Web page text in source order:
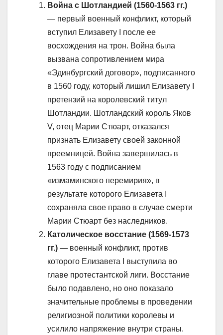
Война с Шотландией (1560-1563 гг.)
— первый военный конфликт, который
вступил Елизавету I после ее
восхождения на трон. Война была
вызвана сопротивлением мира
«Эдинбургский договор», подписанного
в 1560 году, который лишил Елизавету I
претензий на королевский титул
Шотландии. Шотландский король Яков
V, отец Марии Стюарт, отказался
признать Елизавету своей законной
преемницей. Война завершилась в
1563 году с подписанием
«измаминского перемирия», в
результате которого Елизавета I
сохраняла свое право в случае смерти
Марии Стюарт без наследников.
Католическое восстание (1569-1573
гг.) — военный конфликт, против
которого Елизавета I выступила во
главе протестантской лиги. Восстание
было подавлено, но оно показало
значительные проблемы в проведении
религиозной политики королевы и
усилило напряжение внутри страны.